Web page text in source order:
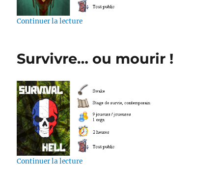
Continuer la lecturede « Habemus Papam »
Survivre… ou mourir !
Continuer la lecturede « Survivre… ou mourir ! »